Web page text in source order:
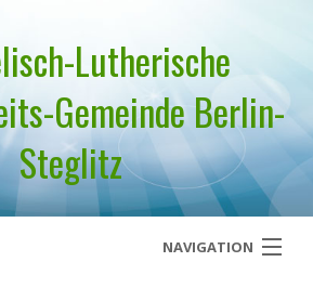
Lutherische
Gemeinde Berlin-
Steglitz
NAVIGATION